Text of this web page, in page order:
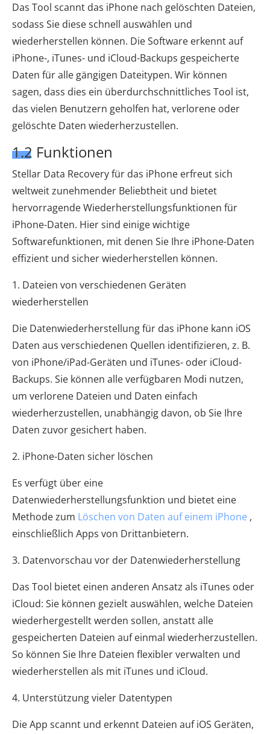
Das Tool scannt das iPhone nach gelöschten Dateien,
sodass Sie diese schnell auswählen und
wiederherstellen können. Die Software erkennt auf
iPhone-, iTunes- und iCloud-Backups gespeicherte
Daten für alle gängigen Dateitypen. Wir können
sagen, dass dies ein überdurchschnittliches Tool ist,
das vielen Benutzern geholfen hat, verlorene oder
gelöschte Daten wiederherzustellen.
1.2 Funktionen
Stellar Data Recovery für das iPhone erfreut sich
weltweit zunehmender Beliebtheit und bietet
hervorragende Wiederherstellungsfunktionen für
iPhone-Daten. Hier sind einige wichtige
Softwarefunktionen, mit denen Sie Ihre iPhone-Daten
effizient und sicher wiederherstellen können.
1. Dateien von verschiedenen Geräten
wiederherstellen
Die Datenwiederherstellung für das iPhone kann iOS
Daten aus verschiedenen Quellen identifizieren, z. B.
von iPhone/iPad-Geräten und iTunes- oder iCloud-
Backups. Sie können alle verfügbaren Modi nutzen,
um verlorene Dateien und Daten einfach
wiederherzustellen, unabhängig davon, ob Sie Ihre
Daten zuvor gesichert haben.
2. iPhone-Daten sicher löschen
Es verfügt über eine
Datenwiederherstellungsfunktion und bietet eine
Methode zum Löschen von Daten auf einem iPhone ,
einschließlich Apps von Drittanbietern.
3. Datenvorschau vor der Datenwiederherstellung
Das Tool bietet einen anderen Ansatz als iTunes oder
iCloud: Sie können gezielt auswählen, welche Dateien
wiederhergestellt werden sollen, anstatt alle
gespeicherten Dateien auf einmal wiederherzustellen.
So können Sie Ihre Dateien flexibler verwalten und
wiederherstellen als mit iTunes und iCloud.
4. Unterstützung vieler Datentypen
Die App scannt und erkennt Dateien auf iOS Geräten,